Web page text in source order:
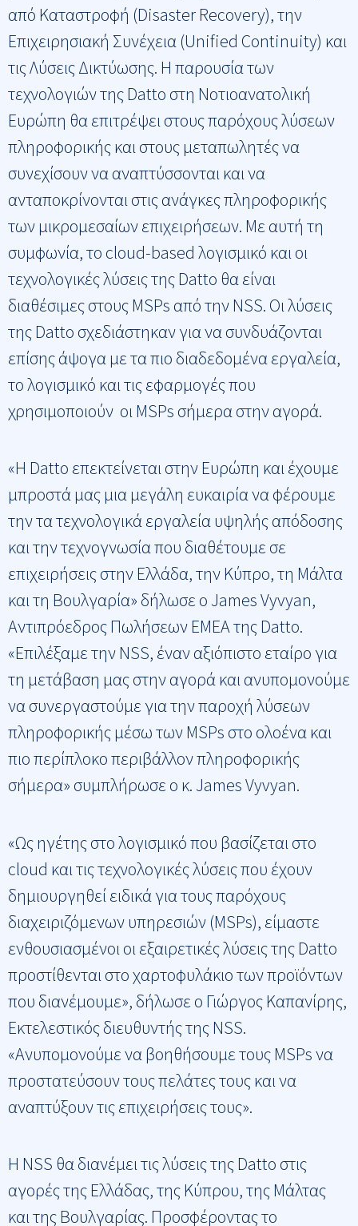
από Καταστροφή (Disaster Recovery), την
Επιχειρησιακή Συνέχεια (Unified Continuity) και
τις Λύσεις Δικτύωσης. Η παρουσία των
τεχνολογιών της Datto στη Νοτιοανατολική
Ευρώπη θα επιτρέψει στους παρόχους λύσεων
πληροφορικής και στους μεταπωλητές να
συνεχίσουν να αναπτύσσονται και να
ανταποκρίνονται στις ανάγκες πληροφορικής
των μικρομεσαίων επιχειρήσεων. Με αυτή τη
συμφωνία, το cloud-based λογισμικό και οι
τεχνολογικές λύσεις της Datto θα είναι
διαθέσιμες στους MSPs από την NSS. Οι λύσεις
της Datto σχεδιάστηκαν για να συνδυάζονται
επίσης άψογα με τα πιο διαδεδομένα εργαλεία,
το λογισμικό και τις εφαρμογές που
χρησιμοποιούν οι MSPs σήμερα στην αγορά.
«Η Datto επεκτείνεται στην Ευρώπη και έχουμε
μπροστά μας μια μεγάλη ευκαιρία να φέρουμε
την τα τεχνολογικά εργαλεία υψηλής απόδοσης
και την τεχνογνωσία που διαθέτουμε σε
επιχειρήσεις στην Ελλάδα, την Κύπρο, τη Μάλτα
και τη Βουλγαρία» δήλωσε ο James Vyvyan,
Αντιπρόεδρος Πωλήσεων EMEA της Datto.
«Επιλέξαμε την NSS, έναν αξιόπιστο εταίρο για
τη μετάβαση μας στην αγορά και ανυπομονούμε
να συνεργαστούμε για την παροχή λύσεων
πληροφορικής μέσω των MSPs στο ολοένα και
πιο περίπλοκο περιβάλλον πληροφορικής
σήμερα» συμπλήρωσε ο κ. James Vyvyan.
«Ως ηγέτης στο λογισμικό που βασίζεται στο
cloud και τις τεχνολογικές λύσεις που έχουν
δημιουργηθεί ειδικά για τους παρόχους
διαχειριζόμενων υπηρεσιών (MSPs), είμαστε
ενθουσιασμένοι οι εξαιρετικές λύσεις της Datto
προστίθενται στο χαρτοφυλάκιο των προϊόντων
που διανέμουμε», δήλωσε ο Γιώργος Καπανίρης,
Εκτελεστικός διευθυντής της NSS.
«Ανυπομονούμε να βοηθήσουμε τους MSPs να
προστατεύσουν τους πελάτες τους και να
αναπτύξουν τις επιχειρήσεις τους».
Η NSS θα διανέμει τις λύσεις της Datto στις
αγορές της Ελλάδας, της Κύπρου, της Μάλτας
και της Βουλγαρίας. Προσφέροντας το